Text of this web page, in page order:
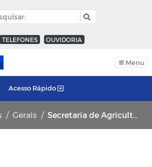
TELEFONES OUVIDORIA
Menu
Acesso Rápido
Gerais Secretaria de Agricultura continuam com as atividades de ensilagem